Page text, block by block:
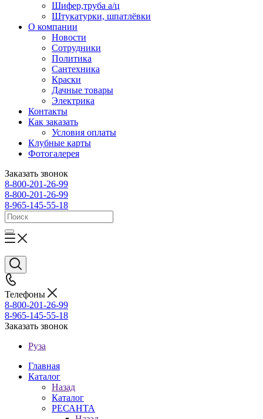
Шифер,труба а/ц
Штукатурки, шпатлёвки
О компании
Новости
Сотрудники
Политика
Сантехника
Краски
Дачные товары
Электрика
Контакты
Как заказать
Условия оплаты
Клубные карты
Фотогалерея
Заказать звонок
8-800-201-26-99
8-800-201-26-99
8-965-145-55-18
Телефоны
8-800-201-26-99
8-965-145-55-18
Заказать звонок
Руза
Главная
Каталог
Назад
Каталог
РЕСАНТА